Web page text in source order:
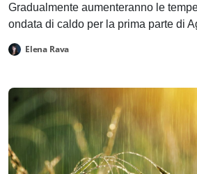
Gradualmente aumenteranno le
ondata di caldo per la prima parte di
Elena Rava